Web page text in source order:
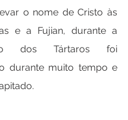
o nome de Cristo às
e a Fujian, durante a
dos Tártaros foi
durante muito tempo e